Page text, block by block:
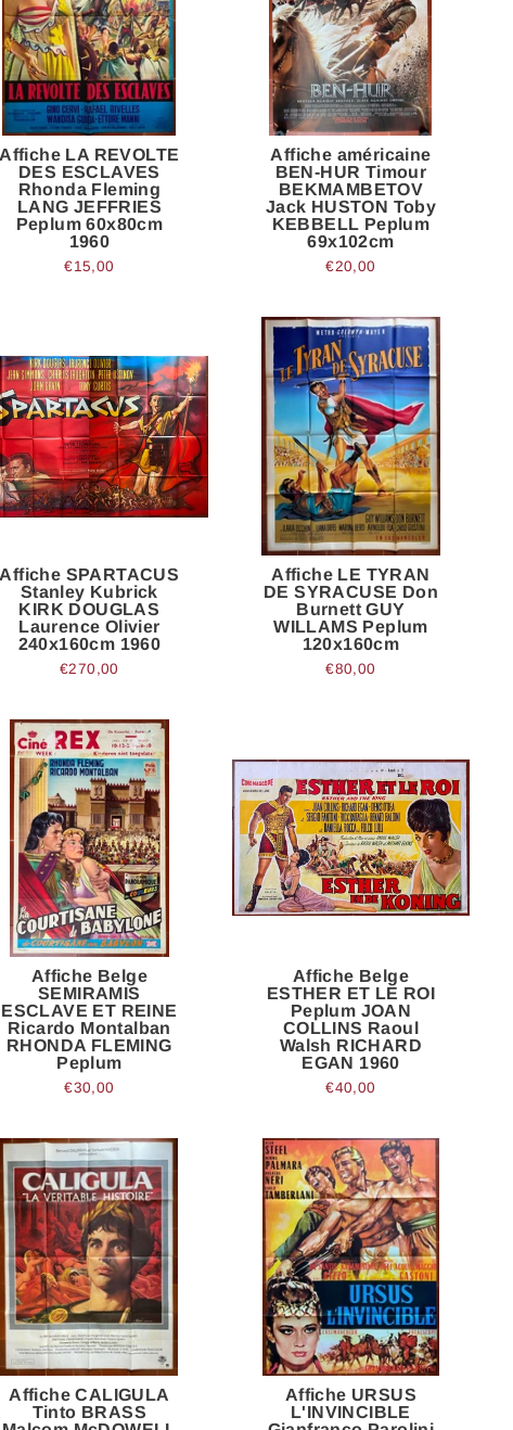
Affiche LA REVOLTE
DES ESCLAVES
Rhonda Fleming
LANG JEFFRIES
Peplum 60x80cm
1960
€15,00
Affiche américaine
BEN-HUR Timour
BEKMAMBETOV
Jack HUSTON Toby
KEBBELL Peplum
69x102cm
€20,00
Affiche SPARTACUS
Stanley Kubrick
KIRK DOUGLAS
Laurence Olivier
240x160cm 1960
€270,00
Affiche LE TYRAN
DE SYRACUSE Don
Burnett GUY
WILLAMS Peplum
120x160cm
€80,00
Affiche Belge
SEMIRAMIS
ESCLAVE ET REINE
Ricardo Montalban
RHONDA FLEMING
Peplum
€30,00
Affiche Belge
ESTHER ET LE ROI
Peplum JOAN
COLLINS Raoul
Walsh RICHARD
EGAN 1960
€40,00
Affiche CALIGULA
Tinto BRASS
Affiche URSUS
L'INVINCIBLE